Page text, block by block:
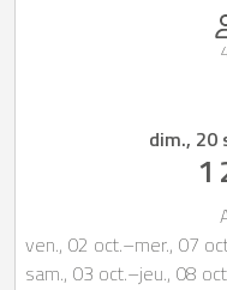
dim., 20
1
ven., 02 oct.–mer., 07
sam., 03 oct.–jeu., 08